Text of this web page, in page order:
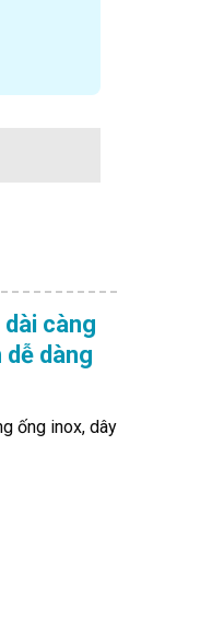
càng
dàng
ống inox, dây